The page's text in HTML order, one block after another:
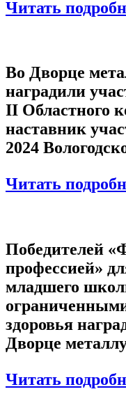
Читать
Во Дворце
наградили
II Областного
наставник
2024
Читать
Победителей
профессией»
младшего
здоровья
Дворце
Читать